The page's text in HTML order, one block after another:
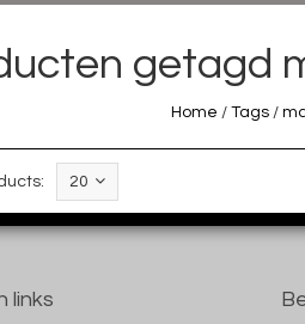
getagd
Home / Tags/
20
links